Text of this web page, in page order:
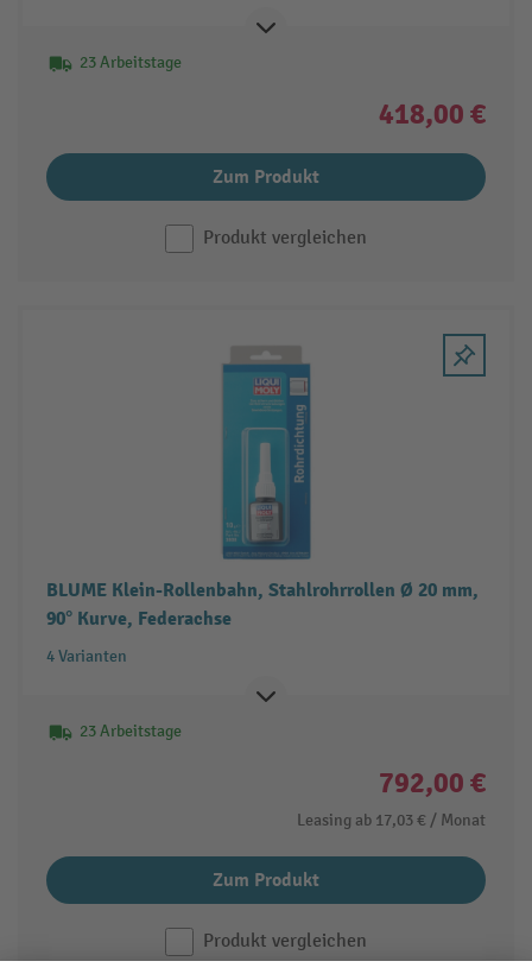
23 Arbeitstage
418,00 €
Zum Produkt
Produkt vergleichen
BLUME Klein-Rollenbahn, Stahlrohrrollen Ø 20 mm,
90° Kurve, Federachse
4 Varianten
23 Arbeitstage
792,00 €
Leasing ab 17,03 € / Monat
Zum Produkt
Produkt vergleichen